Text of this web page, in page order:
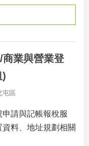
業與營業登
)
屯區
請與記帳報稅服
料、地址規劃相關